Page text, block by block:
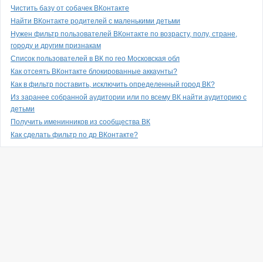
Чистить базу от собачек ВКонтакте
Найти ВКонтакте родителей с маленькими детьми
Нужен фильтр пользователей ВКонтакте по возрасту, полу, стране,
городу и другим признакам
Список пользователей в ВК по гео Московская обл
Как отсеять ВКонтакте блокированные аккаунты?
Как в фильтр поставить, исключить определенный город ВК?
Из заранее собранной аудитории или по всему ВК найти аудиторию с
детьми
Получить именинников из сообщества ВК
Как сделать фильтр по др ВКонтакте?